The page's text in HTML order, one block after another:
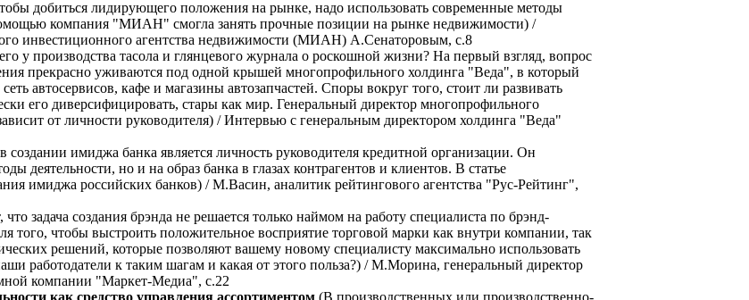
добиться лидирующего положения на рынке, надо использовать современные методы
компания "МИАН" смогла занять прочные позиции на рынке недвижимости) /
инвестиционного агентства недвижимости (МИАН) А.Сенаторовым, с.8
у производства тасола и глянцевого журнала о роскошной жизни? На первый взгляд, вопрос
прекрасно уживаются под одной крышей многопрофильного холдинга "Веда", в который
автосервисов, кафе и магазины автозапчастей. Споры вокруг того, стоит ли развивать
его диверсифицировать, стары как мир. Генеральный директор многопрофильного
от личности руководителя) / Интервью с генеральным директором холдинга "Веда"
имиджа банка является личность руководителя кредитной организации. Он
деятельности, но и на образ банка в глазах контрагентов и клиентов. В статье
имиджа российских банков) / М.Васин, аналитик рейтингового агентства "Рус-Рейтинг",
что задача создания брэнда не решается только наймом на работу специалиста по брэнд-
того, чтобы выстроить положительное восприятие торговой марки как внутри компании, так
решений, которые позволяют вашему новому специалисту максимально использовать
работодатели к таким шагам и какая от этого польза?) / М.Морина, генеральный директор
компании "Маркет-Медиа", с.22
как средство управления ассортиментом (В производственных или производственно-